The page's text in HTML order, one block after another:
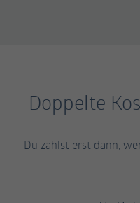
Doppelte
Du zahlst erst dann,